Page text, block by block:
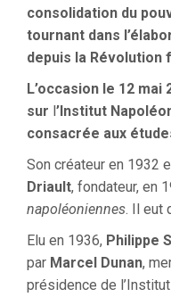
consolidation du
tournant dans
depuis la Révolution
L’occasion le 12
sur l’Institut
consacrée aux
Son créateur en 1932
Driault, fondateur, en
napoléoniennes. Il eut
Elu en 1936, Philippe
par Marcel Dunan,
présidence de